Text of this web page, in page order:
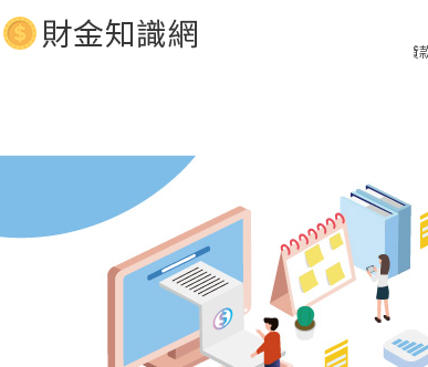
當舖、汽車借款、汽車借款 立即放款1分鐘預知額度，貸款